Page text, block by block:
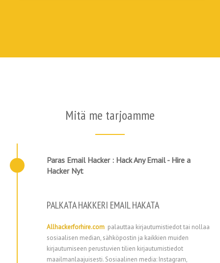
Mitä me tarjoamme
PALKATA HAKKERI EMAIL HAKATA
Allhackerforhire.com palauttaa kirjautumistiedot tai nollaa
sosiaalisen median, sähköpostin ja kaikkien muiden
kirjautumiseen perustuvien tilien kirjautumistiedot
maailmanlaajuisesti. Sosiaalinen media: Instagram,
Paras Email Hacker : Hack Any Email - Hire a
Hacker Nyt